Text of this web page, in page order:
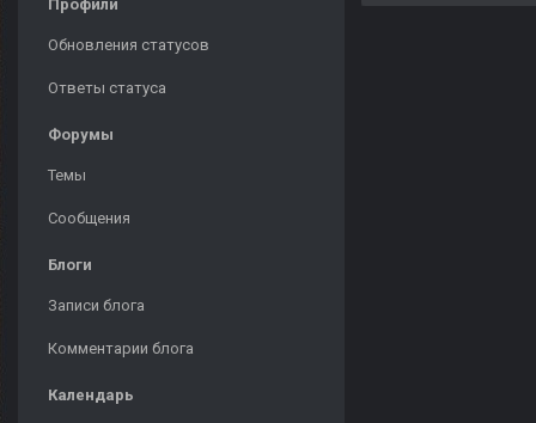
Профили
Обновления статусов
Ответы статуса
Форумы
Темы
Сообщения
Блоги
Записи блога
Комментарии блога
Календарь